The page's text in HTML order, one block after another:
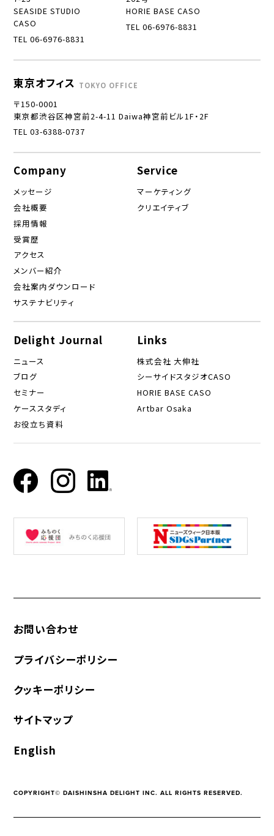
SEASIDE STUDIO
CASO
TEL 06-6976-8831
HORIE BASE CASO
TEL 06-6976-8831
東京オフィス TOKYO OFFICE
〒150-0001
東京都渋谷区神宮前2-4-11 Daiwa神宮前ビル1F・2F
TEL 03-6388-0737
Company
メッセージ
会社概要
採用情報
受賞歴
アクセス
メンバー紹介
会社案内ダウンロード
サステナビリティ
Service
マーケティング
クリエイティブ
Delight Journal
ニュース
ブログ
セミナー
ケーススタディ
お役立ち資料
Links
株式会社 大伸社
シーサイドスタジオCASO
HORIE BASE CASO
Artbar Osaka
お問い合わせ
プライバシーポリシー
クッキーポリシー
サイトマップ
English
COPYRIGHT© DAISHINSHA DELIGHT INC. ALL RIGHTS RESERVED.